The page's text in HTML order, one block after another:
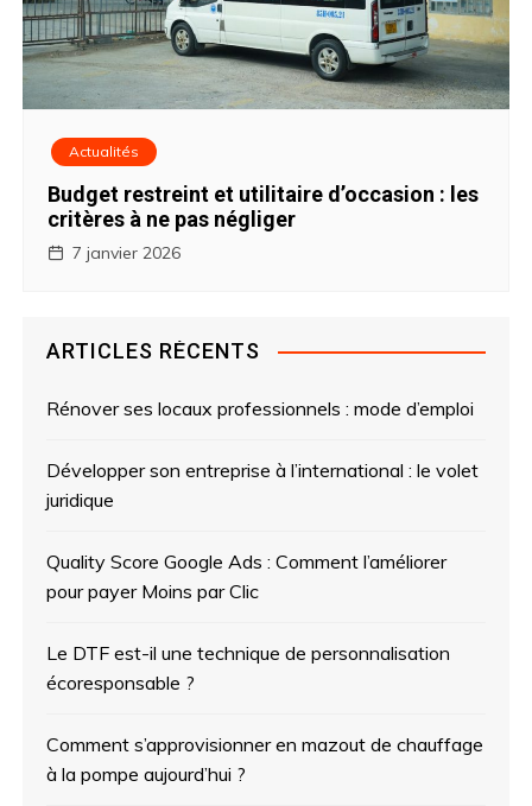
Actualités
Budget restreint et utilitaire d’occasion : les
critères à ne pas négliger
7 janvier 2026
ARTICLES RÉCENTS
Rénover ses locaux professionnels : mode d’emploi
Développer son entreprise à l’international : le volet
juridique
Quality Score Google Ads : Comment l’améliorer
pour payer Moins par Clic
Le DTF est-il une technique de personnalisation
écoresponsable ?
Comment s’approvisionner en mazout de chauffage
à la pompe aujourd’hui ?